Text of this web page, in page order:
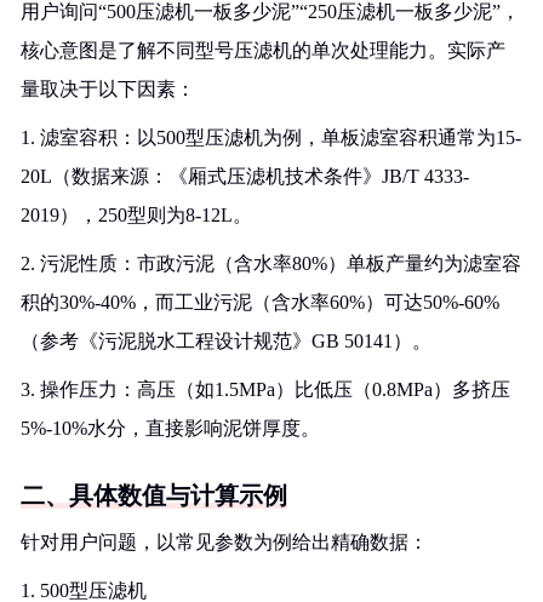
用户询问“500压滤机一板多少泥”“250压滤机一板多少泥”，
核心意图是了解不同型号压滤机的单次处理能力。实际产
量取决于以下因素：
1. 滤室容积：以500型压滤机为例，单板滤室容积通常为15-
20L（数据来源：《厢式压滤机技术条件》JB/T 4333-
2019），250型则为8-12L。
2. 污泥性质：市政污泥（含水率80%）单板产量约为滤室容
积的30%-40%，而工业污泥（含水率60%）可达50%-60%
（参考《污泥脱水工程设计规范》GB 50141）。
3. 操作压力：高压（如1.5MPa）比低压（0.8MPa）多挤压
5%-10%水分，直接影响泥饼厚度。
二、具体数值与计算示例
针对用户问题，以常见参数为例给出精确数据：
1. 500型压滤机